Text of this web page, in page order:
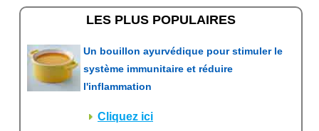
LES PLUS POPULAIRES
Un bouillon ayurvédique pour stimuler le
système immunitaire et réduire
l'inflammation
Cliquez ici